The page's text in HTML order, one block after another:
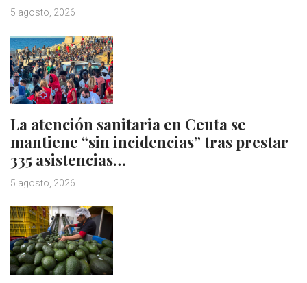
5 agosto, 2026
La atención sanitaria en Ceuta se
mantiene “sin incidencias” tras prestar
335 asistencias…
5 agosto, 2026